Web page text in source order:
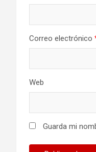
Correo electrónico
Web
Guarda mi